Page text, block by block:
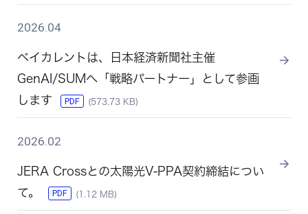
2026.04
ベイカレントは、日本経済新聞社主催
GenAI/SUMへ「戦略パートナー」として参画
します
PDF (573.73 KB)
2026.02
JERA Crossとの太陽光V-PPA契約締結につい
て。
PDF (1.12 MB)